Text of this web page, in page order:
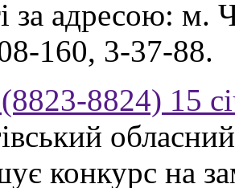
за адресою: м.
160, 3-37-88.
8824) 15
конкурс на